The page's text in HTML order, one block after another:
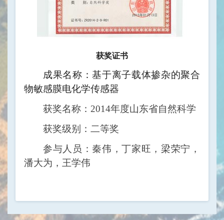
获奖证书
成果名称：基于离子载体掺杂的聚合
物敏感膜电化学传感器
获奖名称：2014年度山东省自然科学
获奖级别：二等奖
参与人员：秦伟，丁家旺，梁荣宁，
潘大为，王学伟